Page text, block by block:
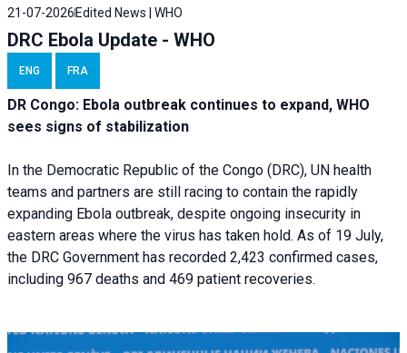
21-07-2026 Edited News | WHO
DRC Ebola Update - WHO
ENG FRA
DR Congo: Ebola outbreak continues to expand, WHO
sees signs of stabilization
In the Democratic Republic of the Congo (DRC), UN health
teams and partners are still racing to contain the rapidly
expanding Ebola outbreak, despite ongoing insecurity in
eastern areas where the virus has taken hold. As of 19 July,
the DRC Government has recorded 2,423 confirmed cases,
including 967 deaths and 469 patient recoveries.